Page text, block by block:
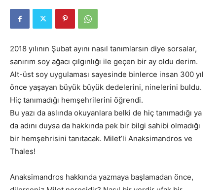
2018 yılının Şubat ayını nasıl tanımlarsın diye sorsalar,
sanırım soy ağacı çılgınlığı ile geçen bir ay oldu derim.
Alt-üst soy uygulaması sayesinde binlerce insan 300 yıl
önce yaşayan büyük büyük dedelerini, ninelerini buldu.
Hiç tanımadığı hemşehrilerini öğrendi.
Bu yazı da aslında okuyanlara belki de hiç tanımadığı ya
da adını duysa da hakkında pek bir bilgi sahibi olmadığı
bir hemşehrisini tanıtacak. Milet’li Anaksimandros ve
Thales!
Anaksimandros hakkında yazmaya başlamadan önce,